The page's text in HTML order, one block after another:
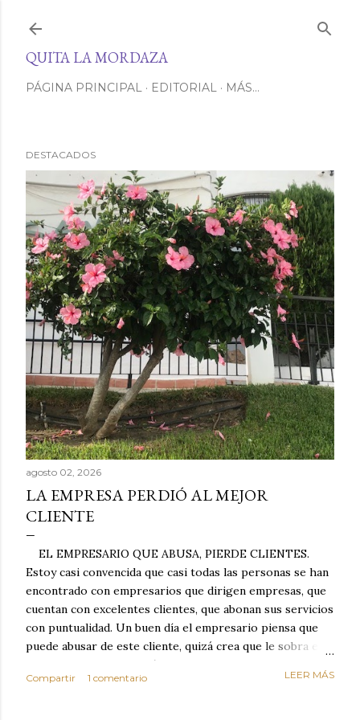
QUITA LA MORDAZA
PÁGINA PRINCIPAL EDITORIAL MÁS…
DESTACADOS
agosto 02, 2026
LA EMPRESA PERDIÓ AL MEJOR
CLIENTE
EL EMPRESARIO QUE ABUSA, PIERDE CLIENTES.
Estoy casi convencida que casi todas las personas se han
encontrado con empresarios que dirigen empresas, que
cuentan con excelentes clientes, que abonan sus servicios
con puntualidad. Un buen día el empresario piensa que
puede abusar de este cliente, quizá crea que le sobra el
dinero porque la mayoría de los otros pagan mal y
tarde y en ocasiones ni abonan los servicios. Cuando una
Compartir 1 comentario LEER MÁS